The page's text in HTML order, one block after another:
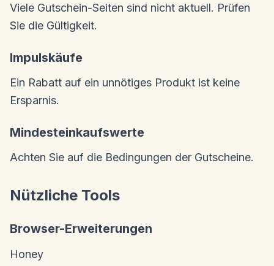
Viele Gutschein-Seiten sind nicht aktuell. Prüfen
Sie die Gültigkeit.
Impulskäufe
Ein Rabatt auf ein unnötiges Produkt ist keine
Ersparnis.
Mindesteinkaufswerte
Achten Sie auf die Bedingungen der Gutscheine.
Nützliche Tools
Browser-Erweiterungen
Honey